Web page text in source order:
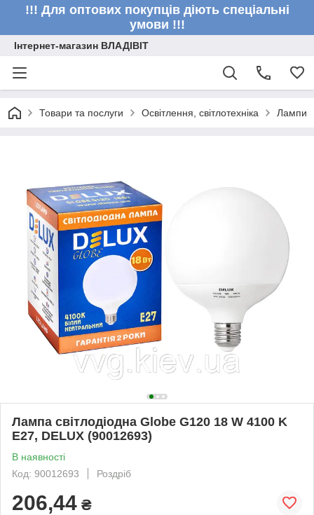
!!! Для оптових покупців діють спеціальні
умови !!!
Інтернет-магазин ВЛАДІВІТ
Товари та послуги Освітлення, світлотехніка Лампи
Лампа світлодіодна Globe G120 18 W 4100 K
Е27, DELUX (90012693)
В наявності
Код: 90012693
Роздріб
206,44 ₴